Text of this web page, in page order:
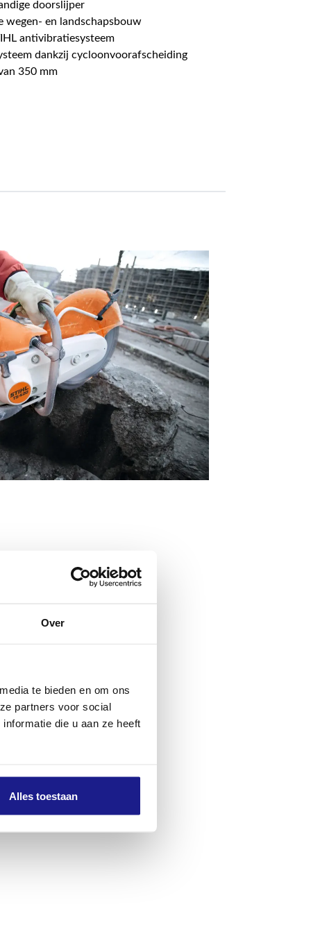
Over
te bieden en om ons
partners voor social
die u aan ze heeft
Alles toestaan
doorslijper
wegen- en landschapsbouw
antivibratiesysteem
dankzij cycloonvoorafscheiding
350 mm